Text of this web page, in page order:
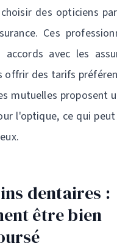
des opticiens
Ces
accords avec les
offrir des tarifs
mutuelles proposent
l'optique, ce qui
dentaires :
être bien